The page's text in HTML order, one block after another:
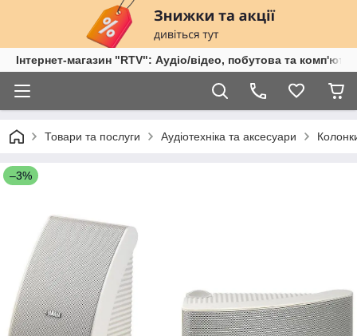
Інтернет-магазин "RTV": Аудіо/відео, побутова та
Товари та послуги Аудіотехніка та аксесуари
–3%